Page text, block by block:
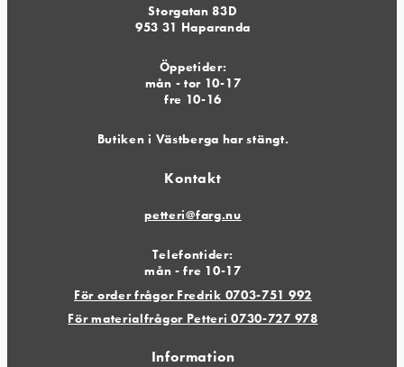
Storgatan 83D
953 31 Haparanda
Öppetider:
mån - tor 10-17
fre 10-16
Butiken i Västberga har stängt.
Kontakt
petteri@farg.nu
Telefontider:
mån - fre 10-17
För order frågor Fredrik 0703-751 992
För materialfrågor Petteri 0730-727 978
Information